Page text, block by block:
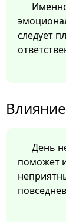
следует
День
поможет